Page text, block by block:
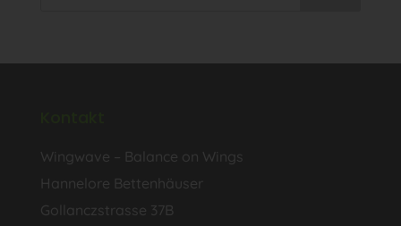
Wingwave – Balance on Wings
Hannelore Bettenhäuser
Gollanczstrasse 37B